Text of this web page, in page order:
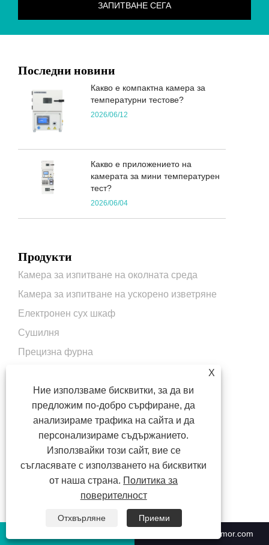
Последни новини
Какво е компактна камера за
температурни тестове?
2026/06/12
Какво е приложението на
камерата за мини температурен
тест?
2026/06/04
Продукти
Камера за изпитване на околната среда
Камера за изпитване на ускорено изветряне
Електронен сух шкаф
Сушилня
Прецизна фурна
Свържете се с нас
Адрес: No. 3215, Huhang Highway, Fengxian District,
Шанхай, 231417, Китай
+86-551-63853683
X
Ние използваме бисквитки, за да ви
предложим по-добро сърфиране, да
анализираме трафика на сайта и да
персонализираме съдържанието.
Използвайки този сайт, вие се
съгласявате с използването на бисквитки
от наша страна. Политика за
поверителност
Отхвърляне
Приеми
sales@climatestsymor.com